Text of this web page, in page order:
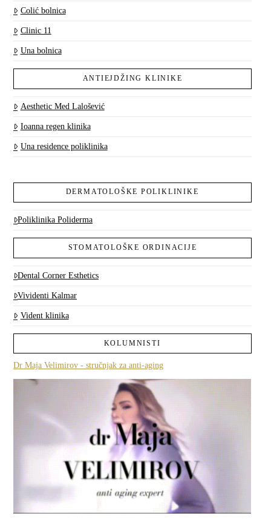
Colić bolnica
Clinic 11
Una bolnica
ANTIEJDŽING KLINIKE
Aesthetic Med Lalošević
Ioanna regen klinika
Una residence poliklinika
DERMATOLOŠKE POLIKLINIKE
Poliklinika Poliderma
STOMATOLOŠKE ORDINACIJE
Dental Corner Esthetics
Vividenti Kalmar
Vident klinika
KOLUMNISTI
Dr Maja Velimirov - stručnjak za anti-aging